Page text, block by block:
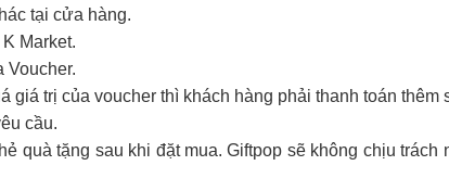
tại cửa hàng.
Market.
Voucher.
trị của voucher thì khách hàng phải thanh toán thêm
cầu.
quà tặng sau khi đặt mua. Giftpop sẽ không chịu